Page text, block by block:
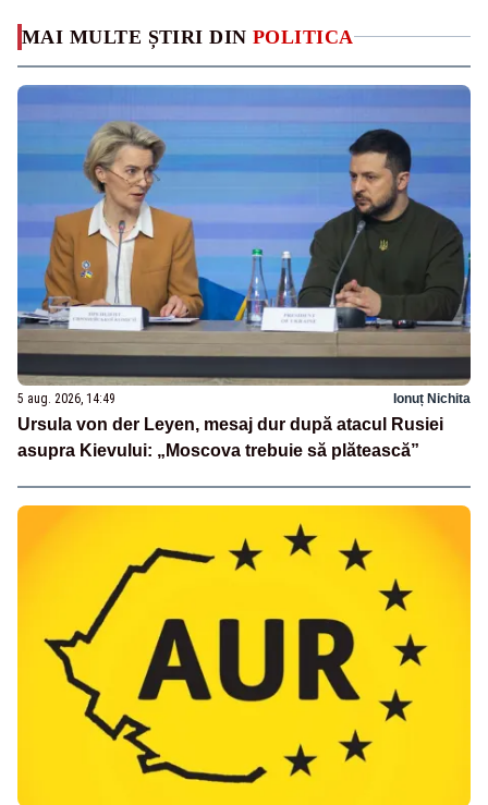
MAI MULTE ȘTIRI DIN POLITICA
5 aug. 2026, 14:49 Ionuț Nichita
Ursula von der Leyen, mesaj dur după atacul Rusiei
asupra Kievului: „Moscova trebuie să plătească”